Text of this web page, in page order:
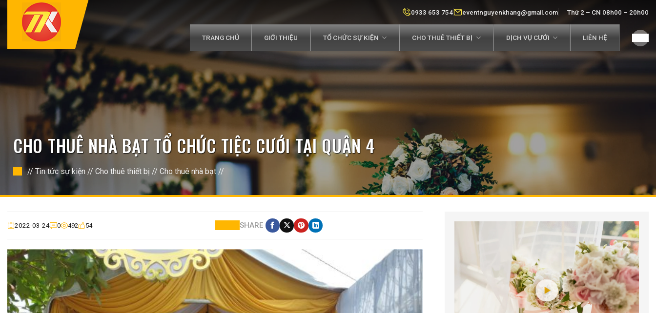
0933 653 754 eventnguyenkhang@gmail.com Thứ 2 – CN 08h00 – 20h00
TRANG CHỦ GIỚI THIỆU TỔ CHỨC SỰ KIỆN CHO THUÊ THIẾT BỊ DỊCH VỤ CƯỚI LIÊN HỆ
CHO THUÊ NHÀ BẠT TỔ CHỨC TIỆC CƯỚI TẠI QUẬN 4
//Tin tức sự kiện // Cho thuê thiết bị // Cho thuê nhà bạt //
2022-03-24 0 492 54 SHARE